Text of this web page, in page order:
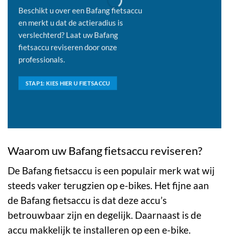
Beschikt u over een Bafang fietsaccu
en merkt u dat de actieradius is
verslechterd? Laat uw Bafang
fietsaccu reviserendoor onze
professionals.
STAP1: KIES HIER U FIETSACCU
Waarom uw Bafang fietsaccu reviseren?
De Bafang fietsaccu is een populair merk wat wij
steeds vaker terugzien op e-bikes. Het fijne aan
de Bafang fietsaccu is dat deze accu’s
betrouwbaar zijn en degelijk. Daarnaast is de
accu makkelijk te installeren op een e-bike.